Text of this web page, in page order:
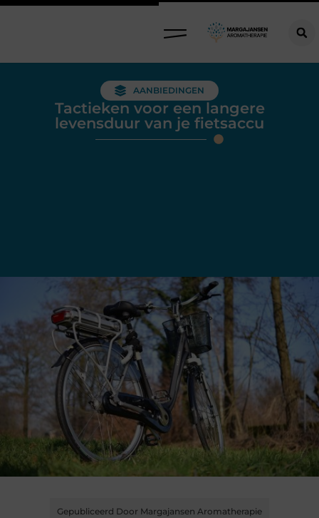
AANBIEDINGEN
Tactieken voor een langere
levensduur van je fietsaccu
Gepubliceerd Door Margajansen Aromatherapie